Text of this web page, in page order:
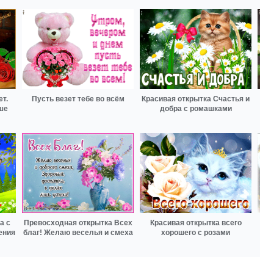
Пусть везет тебе во всём
Красивая открытка Счастья и
добра с ромашками
с
Превосходная открытка Всех
благ! Желаю веселья и смеха
Красивая открытка всего
хорошего с розами